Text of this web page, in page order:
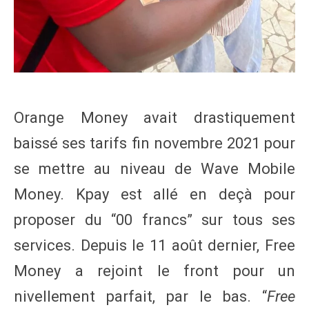
Orange Money avait drastiquement
baissé ses tarifs fin novembre 2021 pour
se mettre au niveau de Wave Mobile
Money. Kpay est allé en deçà pour
proposer du “00 francs” sur tous ses
services. Depuis le 11 août dernier, Free
Money a rejoint le front pour un
nivellement parfait, par le bas. “Free